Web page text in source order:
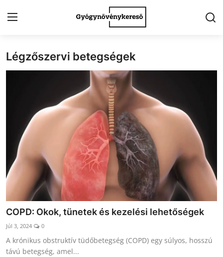
Kezdőlap
Gyógynövények
Egészség
Kert
Receptek
Fogyókúra
Galéria
Betegségek
Légzőszervi betegségek
COPD: Okok, tünetek és kezelési lehetőségek
Júl 3, 2024 0
A krónikus obstruktív tüdőbetegség (COPD) egy súlyos, hosszú
távú betegség, amel...